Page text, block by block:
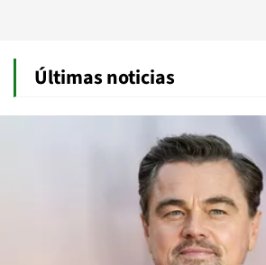
Últimas noticias